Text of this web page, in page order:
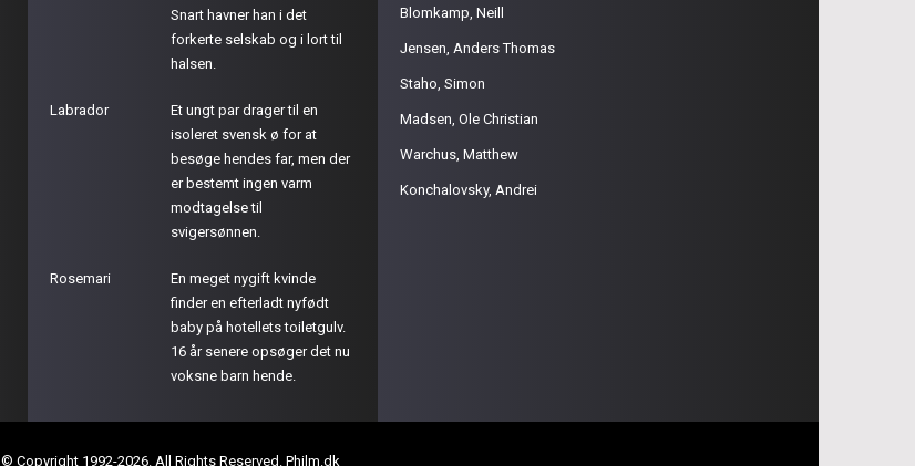
Snart havner han i det
forkerte selskab og i lort til
halsen.
Labrador
Et ungt par drager til en
isoleret svensk ø for at
besøge hendes far, men der
er bestemt ingen varm
modtagelse til
svigersønnen.
Rosemari
En meget nygift kvinde
finder en efterladt nyfødt
baby på hotellets toiletgulv.
16 år senere opsøger det nu
voksne barn hende.
Blomkamp, Neill
Jensen, Anders Thomas
Staho, Simon
Madsen, Ole Christian
Warchus, Matthew
Konchalovsky, Andrei
© Copyright 1992-2026. All Rights Reserved. Philm.dk